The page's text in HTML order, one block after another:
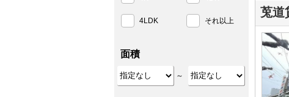
莵道
4LDK それ以上
面積
～